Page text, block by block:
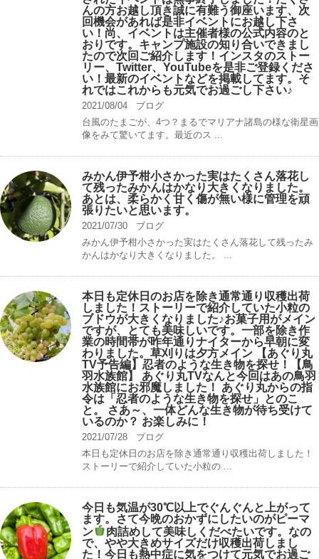
んの方お越し頂き誠に有難う御座います、次
回機会があれば是非イベントにお越し下さ
い！尚、イベントは主催者様の公式内容のと
おりです。キャンプ️施設の知り合いできまし
たので次回ご紹介します！インスタのストー
リー、Twitter、YouTubeを是非ご登録くださ
い！最新のイベントなどを掲載してます。そ
れではこれからも元気でお過ごし下さい♪
2021/08/04
ブログ
台風のたまごが、4つ？まるでマリアナ諸島の様な衛星画
像をみて驚いてます。最近のス ...
みかん伊予柑小さかった実はたくさん落花し
て残ったみかんはかなり大きくなりました。
あとは、柔らかく甘く傷が無い様に管理を頑
張りたいと思います。
2021/07/30
ブログ
みかん伊予柑小さかった実はたくさん落花して残ったみ
かんはかなり大きくなりました。 ...
本日も定休日のお店を除き通常通り収穫出荷
しました！ストーリーで紹介していた小粒の
ブドウが大きくなりました♪お菓子用がメイン
ですが、とても美味しいです。一部を除き作
業の時間帯が昨年通りナイターから早朝に変
わりました。草刈りは夕方メイン 【あぐり丸
TV予告編】忍者のような生き物を探せ！【鳥
羽水族館】 あぐり丸TVなんと今回はあの鳥羽
水族館にお邪魔しました！ あぐり丸からの指
令は「忍者のような生き物を探せ」とのこ
と。 さあ～、一体どんな生き物が待ち受けて
いるのか？ お楽しみに！
2021/07/28
ブログ
本日も定休日のお店を除き通常通り収穫出荷しました！
ストーリーで紹介していた小粒の ...
今日も気温が30℃以上でぐんぐんと上がって
ます。さて今晩のおかずにしたいのがピーマ
ン
肉詰めして美味しくだべたいです。なの
で、やや大きめサイズだけ収穫出荷しまし
た！今日も熱中症に気をつけて元気でお過ご